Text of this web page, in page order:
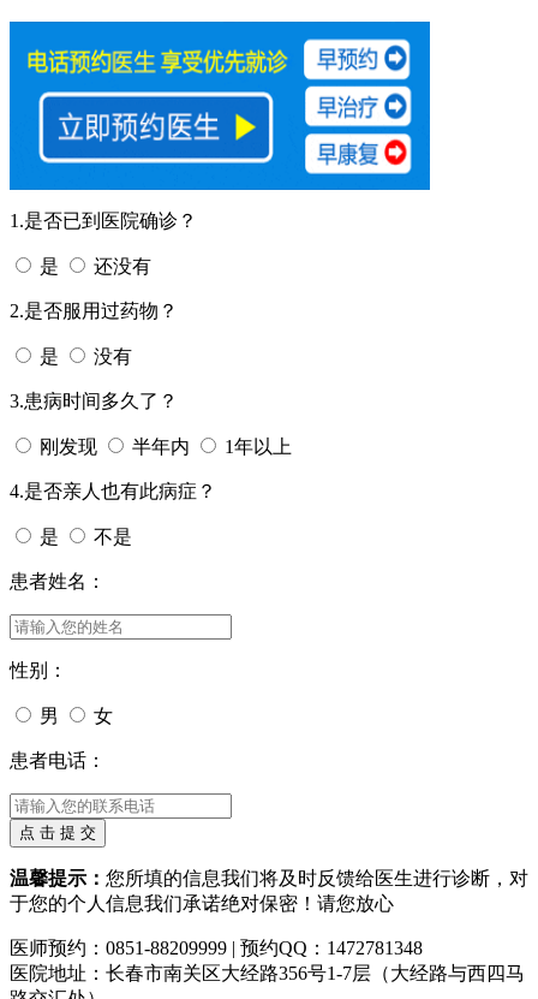
1.是否已到医院确诊？
是 还没有
2.是否服用过药物？
是 没有
3.患病时间多久了？
刚发现 半年内 1年以上
4.是否亲人也有此病症？
是 不是
患者姓名：
性别：
男 女
患者电话：
温馨提示： 您所填的信息我们将及时反馈给医生进行诊断，对
于您的个人信息我们承诺绝对保密！请您放心
医师预约：0851-88209999 | 预约QQ：1472781348
医院地址：长春市南关区大经路356号1-7层（大经路与西四马